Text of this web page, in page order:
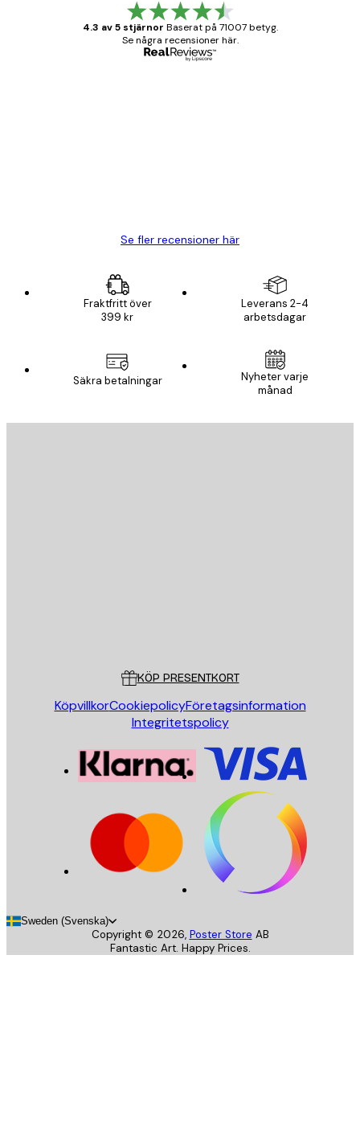
4.3 av 5 stjärnor Baserat på 71007 betyg.
Se några recensioner här.
Se fler recensioner här
Fraktfritt över
399 kr
Leverans 2-4
arbetsdagar
Säkra betalningar
Nyheter varje
månad
KÖP PRESENTKORT
KöpvillkorCookiepolicyFöretagsinformation
Integritetspolicy
Sweden (Svenska)
Copyright © 2026, Poster Store AB
Fantastic Art. Happy Prices.